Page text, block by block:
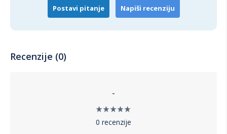
svoj trpezarijski prostor ili ga opremate po prvi put, ove
stolice će zadovoljiti sve vaše potrebe, pružajući vam
dugotrajnu vrednost i estetski užitak.
Postavi pitanje Napiši recenziju
Recenzije (0)
-
0 recenzije